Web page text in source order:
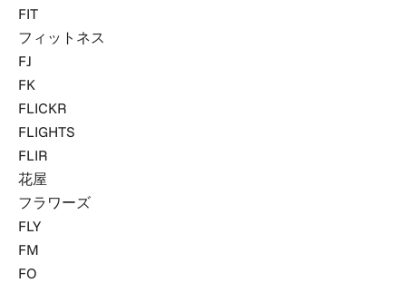
FIT
フィットネス
FJ
FK
FLICKR
FLIGHTS
FLIR
花屋
フラワーズ
FLY
FM
FO